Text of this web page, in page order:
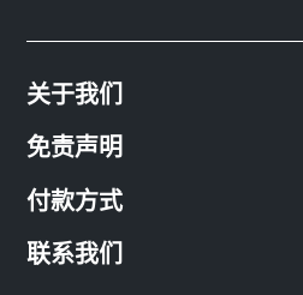
关于我们
免责声明
付款方式
联系我们